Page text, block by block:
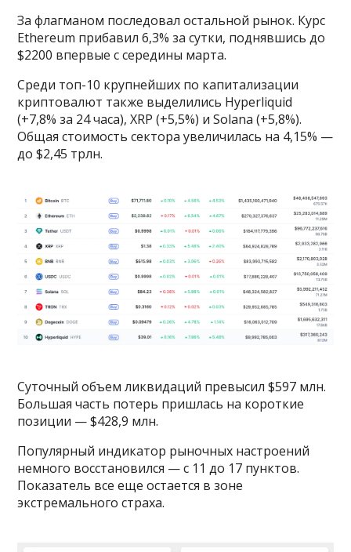
За флагманом последовал остальной рынок. Курс
Ethereum прибавил 6,3% за сутки, поднявшись до
$2200 впервые с середины марта.
Среди топ-10 крупнейших по капитализации
криптовалют также выделились Hyperliquid
(+7,8% за 24 часа), XRP (+5,5%) и Solana (+5,8%).
Общая стоимость сектора увеличилась на 4,15% —
до $2,45 трлн.
Суточный объем ликвидаций превысил $597 млн.
Большая часть потерь пришлась на короткие
позиции — $428,9 млн.
Популярный индикатор рыночных настроений
немного восстановился — с 11 до 17 пунктов.
Показатель все еще остается в зоне
экстремального страха.